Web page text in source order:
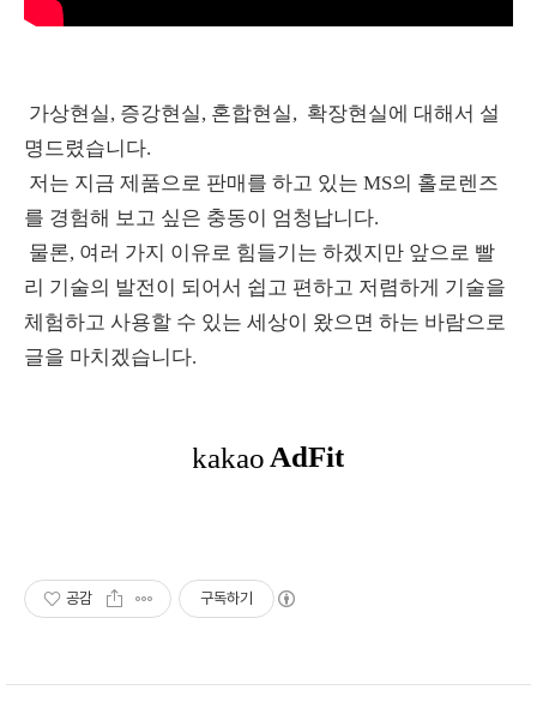
가상현실, 증강현실, 혼합현실, 확장현실에 대해서 설
명드렸습니다.
저는 지금 제품으로 판매를 하고 있는 MS의 홀로렌즈
를 경험해 보고 싶은 충동이 엄청납니다.
물론, 여러 가지 이유로 힘들기는 하겠지만 앞으로 빨
리 기술의 발전이 되어서 쉽고 편하고 저렴하게 기술을
체험하고 사용할 수 있는 세상이 왔으면 하는 바람으로
글을 마치겠습니다.
공감 구독하기